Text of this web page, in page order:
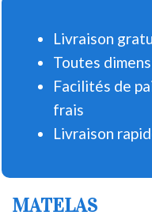
Livraison
Toutes
Facilités de
frais
Livraison
MATELAS